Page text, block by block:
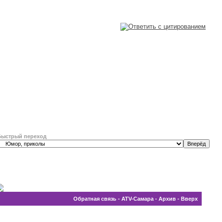
переход
Обратная связь - ATV-Самара - Архив - Вверх